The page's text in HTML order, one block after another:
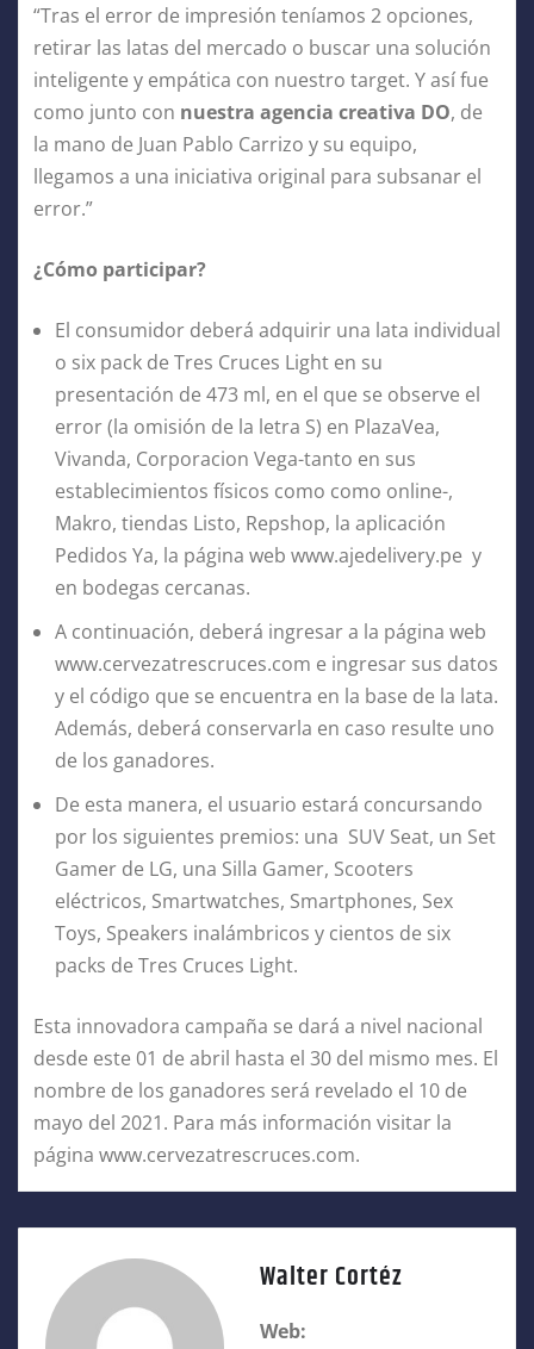
“Tras el error de impresión teníamos 2 opciones,
retirar las latas del mercado o buscar una solución
inteligente y empática con nuestro target. Y así fue
como junto con nuestra agencia creativa DO, de
la mano de Juan Pablo Carrizo y su equipo,
llegamos a una iniciativa original para subsanar el
error.”
¿Cómo participar?
El consumidor deberá adquirir una lata individual
o six pack de Tres Cruces Light en su
presentación de 473 ml, en el que se observe el
error (la omisión de la letra S) en PlazaVea,
Vivanda, Corporacion Vega-tanto en sus
establecimientos físicos como como online-,
Makro, tiendas Listo, Repshop, la aplicación
Pedidos Ya, la página web www.ajedelivery.pe y
en bodegas cercanas.
A continuación, deberá ingresar a la página web
www.cervezatrescruces.com e ingresar sus datos
y el código que se encuentra en la base de la lata.
Además, deberá conservarla en caso resulte uno
de los ganadores.
De esta manera, el usuario estará concursando
por los siguientes premios: una SUV Seat, un Set
Gamer de LG, una Silla Gamer, Scooters
eléctricos, Smartwatches, Smartphones, Sex
Toys, Speakers inalámbricos y cientos de six
packs de Tres Cruces Light.
Esta innovadora campaña se dará a nivel nacional
desde este 01 de abril hasta el 30 del mismo mes. El
nombre de los ganadores será revelado el 10 de
mayo del 2021. Para más información visitar la
página www.cervezatrescruces.com.
Walter Cortéz
Web: